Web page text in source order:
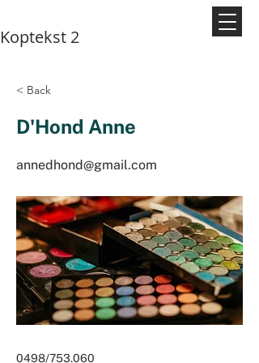
Koptekst 2
< Back
D'Hond Anne
annedhond@gmail.com
0498/753.060